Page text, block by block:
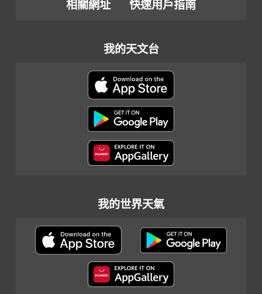
相關網址
快速用戶指南
我的天文台
我的世界天氣